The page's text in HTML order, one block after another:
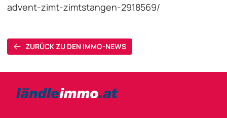
advent-zimt-zimtstangen-2918569/
ZURÜCK ZU DEN IMMO-NEWS